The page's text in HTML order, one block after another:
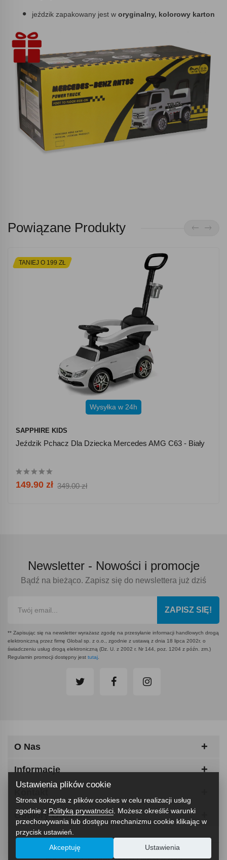
jeździk zapakowany jest w oryginalny, kolorowy karton
Powiązane Produkty
TANIEJ O 199 ZŁ
Wysyłka w 24h
SAPPHIRE KIDS
Jeździk Pchacz Dla Dziecka Mercedes AMG C63 - Biały
149.90 zł 349.00 zł
Newsletter - Nowości i promocje
Bądź na bieżąco. Zapisz się do newslettera już dziś
ZAPISZ SIĘ!
** Zapisując się na newsletter wyrażasz zgodę na przesyłanie informacji handlowych drogą
elektroniczną przez firmę Global sp. z o.o., zgodnie z ustawą z dnia 18 lipca 2002r. o
świadczeniu usług drogą elektroniczną (Dz. U. z 2002 r. Nr 144, poz. 1204 z późn. zm.)
Regulamin promocji dostępny jest tutaj.
O Nas
Informacje
Odbiory Osobiste
ABCfitness - Siłownia I Sprzęt Fitness © 2026
Ustawienia plików cookie
Strona korzysta z plików cookies w celu realizacji usług
zgodnie z Polityką prywatności . Możesz określić warunki
przechowywania lub dostępu mechanizmu cookie klikając w
przycisk ustawień.
Akceptuję Ustawienia